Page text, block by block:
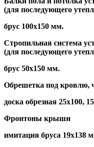
(для последующего
брус 100х150 мм.
Стропильная система
(для последующего
брус 50х150 мм.
Обрешетка под кровлю,
доска обрезная 25х100,
Фронтоны крыши
имитация бруса 19х138